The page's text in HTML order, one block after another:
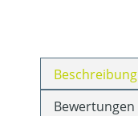
Beschreibung
Bewertungen